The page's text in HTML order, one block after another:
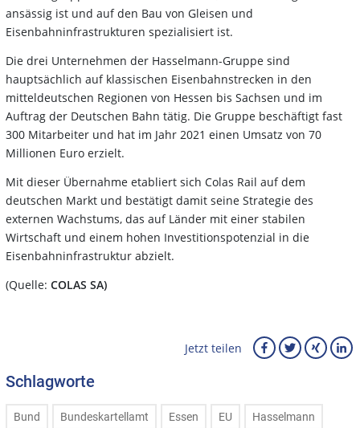
ansässig ist und auf den Bau von Gleisen und
Eisenbahninfrastrukturen spezialisiert ist.
Die drei Unternehmen der Hasselmann-Gruppe sind
hauptsächlich auf klassischen Eisenbahnstrecken in den
mitteldeutschen Regionen von Hessen bis Sachsen und im
Auftrag der Deutschen Bahn tätig. Die Gruppe beschäftigt fast
300 Mitarbeiter und hat im Jahr 2021 einen Umsatz von 70
Millionen Euro erzielt.
Mit dieser Übernahme etabliert sich Colas Rail auf dem
deutschen Markt und bestätigt damit seine Strategie des
externen Wachstums, das auf Länder mit einer stabilen
Wirtschaft und einem hohen Investitionspotenzial in die
Eisenbahninfrastruktur abzielt.
(Quelle: COLAS SA)
Jetzt teilen
Schlagworte
Bund Bundeskartellamt Essen EU Hasselmann